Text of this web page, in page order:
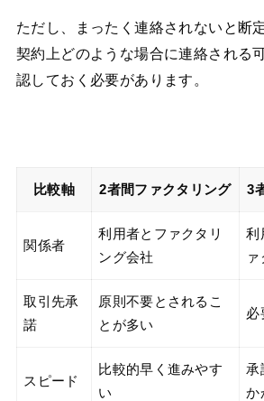
ただし、まったく連絡されないと断
契約上どのような場合に連絡される
認しておく必要があります。
比較軸 2者間ファクタリング 3
関係者
利用者とファクタリ
ング会社
利
取引先承
諾
原則不要とされるこ
とが多い
必
スピード
比較的早く進みやす
い
承
か